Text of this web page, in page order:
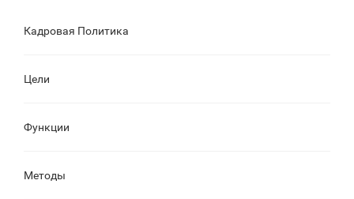
Кадровая Политика
Цели
Функции
Методы